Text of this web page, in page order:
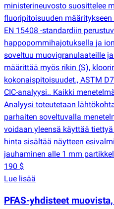
ministerineuvosto suosittelee
fluoripitoisuuden
EN 15408 -standardiin
happopommihajotuksella ja
soveltuu muovigranulaateille
määrittää myös rikin (S),
kokonaispitoisuudet., ASTM
CIC-analyysi.. Kaikki
Analyysi toteutetaan
parhaiten soveltuvalla
voidaan yleensä käyttää
hinta sisältää näytteen
jauhaminen alle 1 mm
190 $
Lue lisää
PFAS-yhdisteet